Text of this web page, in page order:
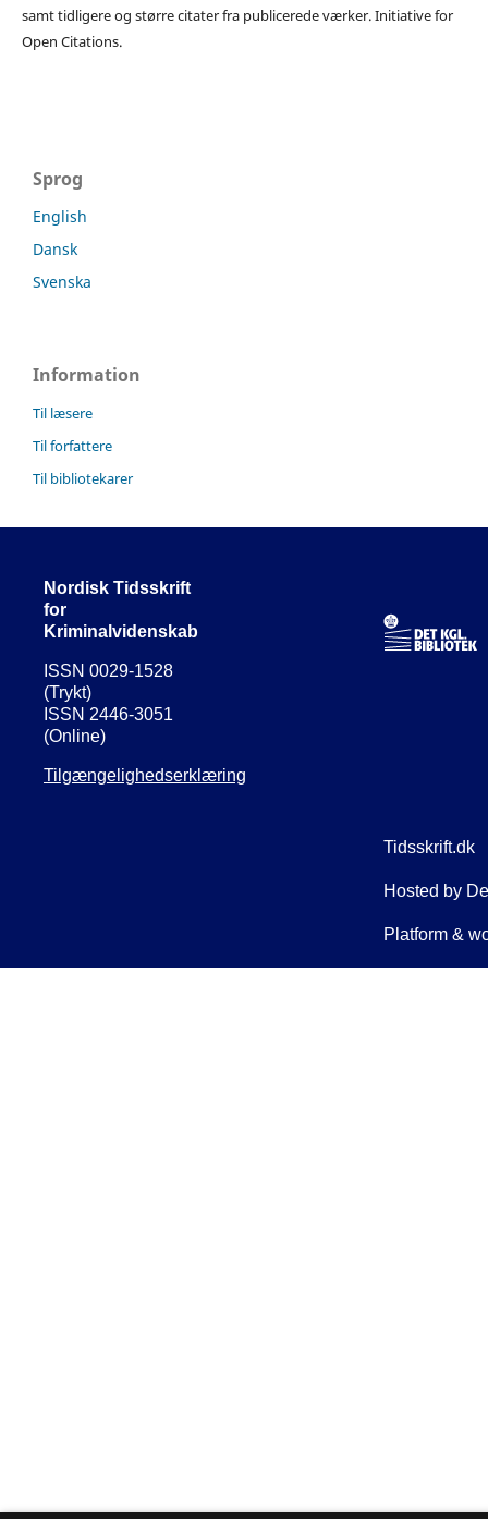
samt tidligere og større citater fra publicerede værker. Initiative for
Open Citations.
Sprog
English
Dansk
Svenska
Information
Til læsere
Til forfattere
Til bibliotekarer
Nordisk Tidsskrift
for
Kriminalvidenskab
ISSN 0029-1528
(Trykt)
ISSN 2446-3051
(Online)
Tilgængelighedserklæring